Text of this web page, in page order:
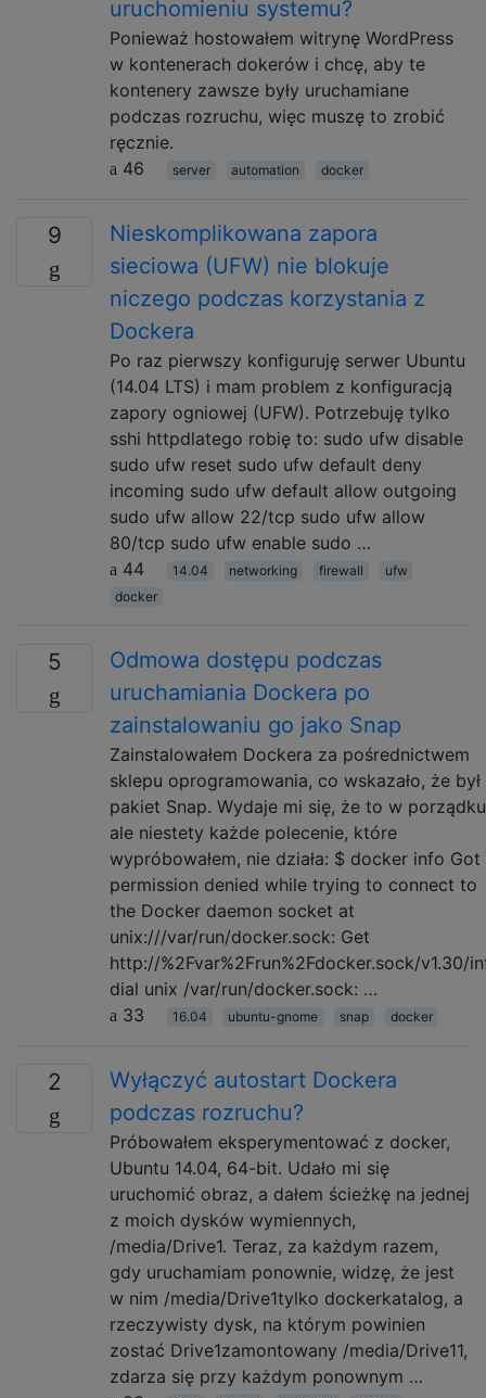
uruchomieniu systemu?
Ponieważ hostowałem witrynę WordPress
w kontenerach dokerów i chcę, aby te
kontenery zawsze były uruchamiane
podczas rozruchu, więc muszę to zrobić
ręcznie.
46
server automation docker
9
Nieskomplikowana zapora
sieciowa (UFW) nie blokuje
niczego podczas korzystania z
Dockera
Po raz pierwszy konfiguruję serwer Ubuntu
(14.04 LTS) i mam problem z konfiguracją
zapory ogniowej (UFW). Potrzebuję tylko
sshi httpdlatego robię to: sudo ufw disable
sudo ufw reset sudo ufw default deny
incoming sudo ufw default allow outgoing
sudo ufw allow 22/tcp sudo ufw allow
80/tcp sudo ufw enable sudo …
44
14.04 networking firewall
ufw
docker
5
Odmowa dostępu podczas
uruchamiania Dockera po
zainstalowaniu go jako Snap
Zainstalowałem Dockera za pośrednictwem
sklepu oprogramowania, co wskazało, że
pakiet Snap. Wydaje mi się, że to w
ale niestety każde polecenie, które
wypróbowałem, nie działa: $ docker info Got
permission denied while trying to connect to
the Docker daemon socket at
unix:///var/run/docker.sock: Get
http://%2Fvar%2Frun%2Fdocker.sock/v1.30/
dial unix /var/run/docker.sock: …
33
16.04 ubuntu-gnome snap docker
2
Wyłączyć autostart Dockera
podczas rozruchu?
Próbowałem eksperymentować z docker,
Ubuntu 14.04, 64-bit. Udało mi się
uruchomić obraz, a dałem ścieżkę na jednej
z moich dysków wymiennych,
/media/Drive1. Teraz, za każdym razem,
gdy uruchamiam ponownie, widzę, że jest
w nim /media/Drive1tylko dockerkatalog, a
rzeczywisty dysk, na którym powinien
zostać Drive1zamontowany /media/Drive11,
zdarza się przy każdym ponownym …